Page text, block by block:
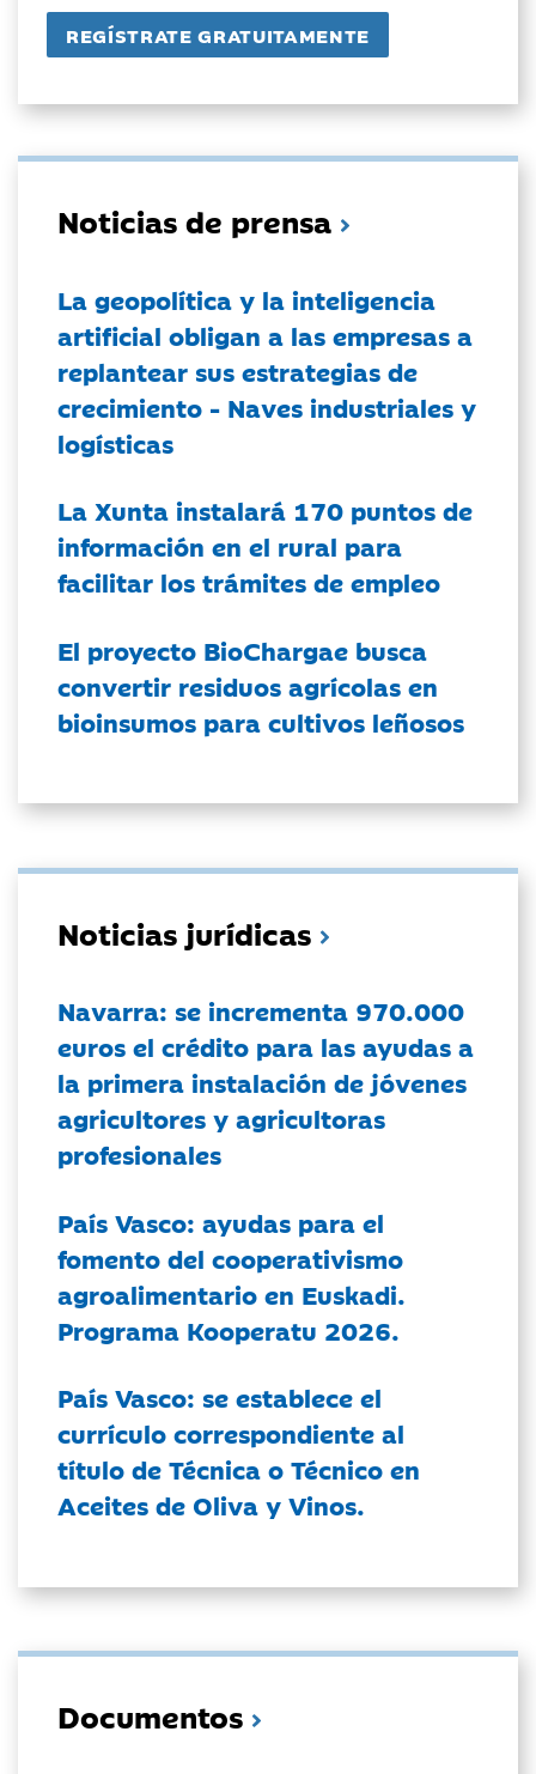
Noticias de prensa
La geopolítica y la inteligencia
artificial obligan a las empresas a
replantear sus estrategias de
crecimiento - Naves industriales y
logísticas
La Xunta instalará 170 puntos de
información en el rural para
facilitar los trámites de empleo
El proyecto BioChargae busca
convertir residuos agrícolas en
bioinsumos para cultivos leñosos
Noticias jurídicas
Navarra: se incrementa 970.000
euros el crédito para las ayudas a
la primera instalación de jóvenes
agricultores y agricultoras
profesionales
País Vasco: ayudas para el
fomento del cooperativismo
agroalimentario en Euskadi.
Programa Kooperatu 2026.
País Vasco: se establece el
currículo correspondiente al
título de Técnica o Técnico en
Aceites de Oliva y Vinos.
Documentos